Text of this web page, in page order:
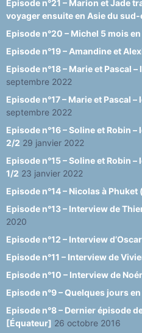
Episode n°21 – Marion et Jade
voyager ensuite en Asie du
Episode n°20 – Michel 5 mois
Episode n°19 – Amandine et
Episode n°18 – Marie et Pascal
septembre 2022
Episode n°17 – Marie et Pascal
septembre 2022
Episode n°16 – Soline et Robin
2/2 29 janvier 2022
Episode n°15 – Soline et Robin
1/2 23 janvier 2022
Episode n°14 – Nicolas à
Episode n°13 – Interview de
2020
Episode n°12 – Interview
Episode n°11 – Interview de
Episode n°10 – Interview de
Episode n°9 – Quelques jours
Episode n°8 – Dernier épisode
[Équateur] 26 octobre 2016